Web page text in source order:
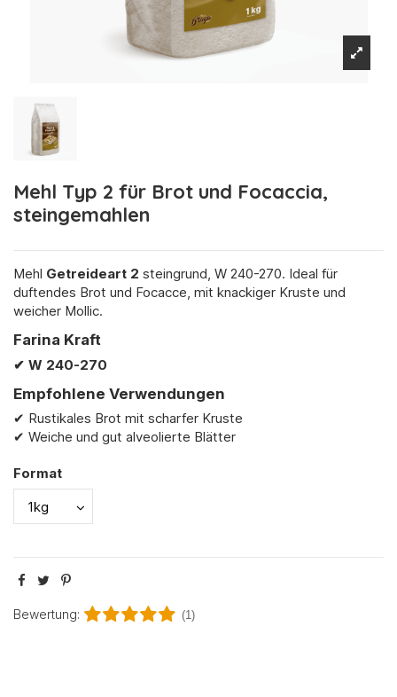
Mehl Typ 2 für Brot und Focaccia,
steingemahlen
Mehl Getreideart 2 steingrund, W 240-270. Ideal für
duftendes Brot und Focacce, mit knackiger Kruste und
weicher Mollic.
Farina Kraft
✔ W 240-270
Empfohlene Verwendungen
✔ Rustikales Brot mit scharfer Kruste
✔ Weiche und gut alveolierte Blätter
Format
Bewertung: (1)